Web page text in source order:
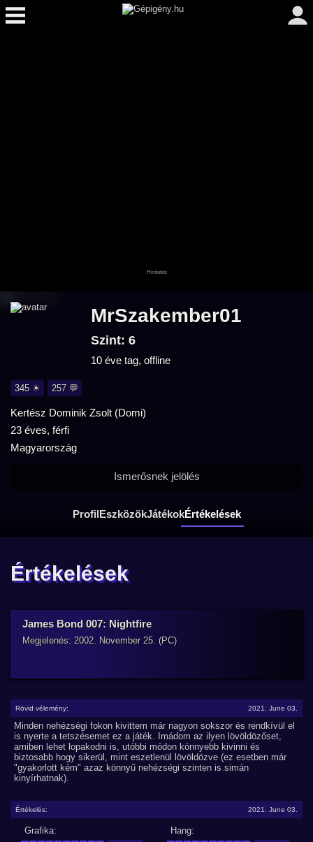
MrSzakember01
Szint: 6
10 éve tag, offline
345 ☀ 257 💬
Kertész Dominik Zsolt (Domi)
23 éves, férfi
Magyarország
ProfilEszközökJátékokÉrtékelések
Ismerősnek jelölés
Értékelések
James Bond 007: Nightfire
Megjelenés: 2002. November 25. (PC)
Rövid vélemény: 2021. June 03.
Minden nehézségi fokon kivittem már nagyon sokszor és rendkívül el
is nyerte a tetszésemet ez a játék. Imádom az ilyen lövöldözőset,
amiben lehet lopakodni is, utóbbi módon könnyebb kivinni és
biztosabb hogy sikerül, mint eszetlenül lövöldözve (ez esetben már
"gyakorlott kém" azaz könnyű nehézségi szinten is simán
kinyírhatnak).
Értékelés: 2021. June 03.
Grafika: Hang: